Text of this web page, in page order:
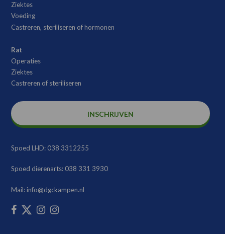
Ziektes
Voeding
Castreren, steriliseren of hormonen
Rat
Operaties
Ziektes
Castreren of steriliseren
INSCHRIJVEN
Spoed LHD: 038 3312255
Spoed dierenarts: 038 331 3930
Mail:info@dgckampen.nl